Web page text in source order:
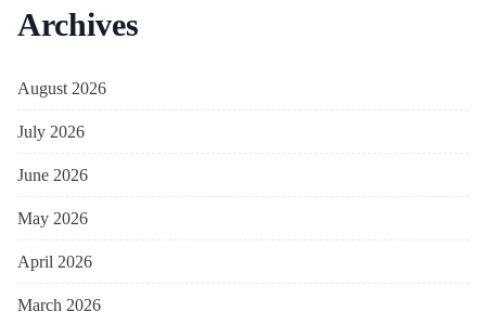
Archives
August 2026
July 2026
June 2026
May 2026
April 2026
March 2026